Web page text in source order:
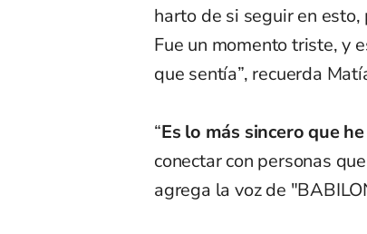
harto de si seguir en
Fue un momento triste, y
que sentía”, recuerda
“Es lo más sincero que
conectar con personas
agrega la voz de